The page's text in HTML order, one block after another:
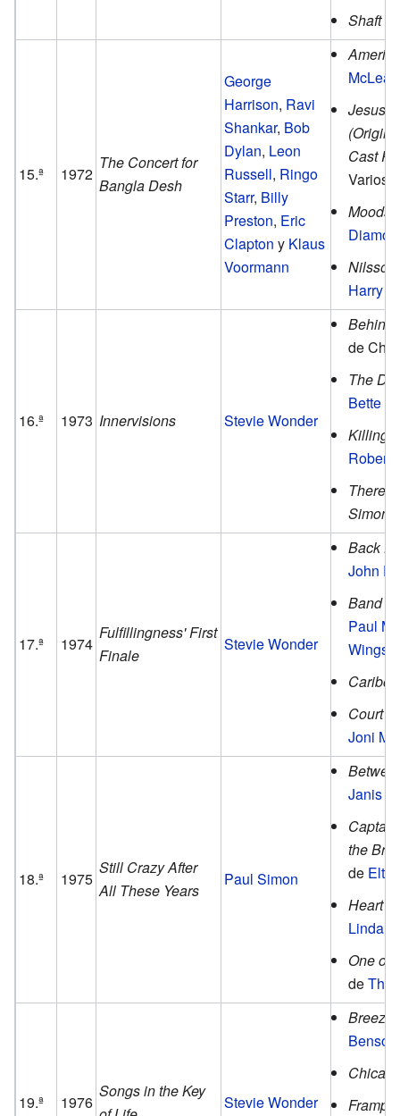
Shaft
15.ª 1972
The Concert for
Bangla Desh
George
Harrison, Ravi
Shankar, Bob
Dylan, Leon
Russell, Ringo
Starr, Billy
Preston, Eric
Clapton y Klaus
Voormann
McLean
Jesus
Cast
Varios
Moods
Harry
16.ª 1973 Innervisions Stevie Wonder
Behind
de
The
Bette
Killing
There
Simon
17.ª 1974
Fulfillingness' First
Finale
Stevie Wonder
Back
John
Band
Paul
Wings
Caribou
Court
Joni
18.ª 1975
Still Crazy After
All These Years
Paul Simon
Janis
the
de
Heart
Linda
One of
deThe
19.ª 1976
Songs in the Key
Stevie Wonder
Breezin'
Benson